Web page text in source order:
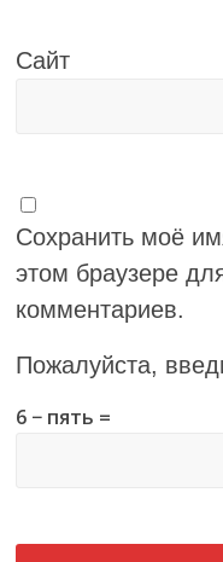
Сайт
Сохранить моё
этом браузере
комментариев.
Пожалуйста,
6 − пять =